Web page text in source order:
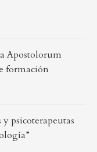
Apostolorum
formación
psicoterapeutas